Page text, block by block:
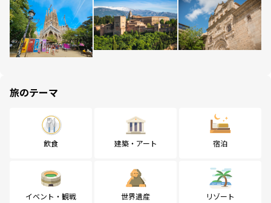
旅のテーマ
飲食 建築・アート 宿泊
イベント・観戦 世界遺産 リゾート